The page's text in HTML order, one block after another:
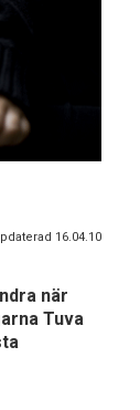
16.04.10
när
Tuva